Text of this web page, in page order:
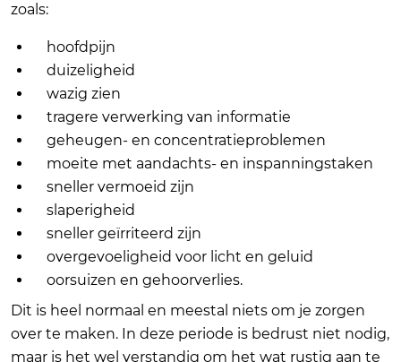
zoals:
hoofdpijn
duizeligheid
wazig zien
tragere verwerking van informatie
geheugen- en concentratieproblemen
moeite met aandachts- en inspanningstaken
sneller vermoeid zijn
slaperigheid
sneller geïrriteerd zijn
overgevoeligheid voor licht en geluid
oorsuizen en gehoorverlies.
Dit is heel normaal en meestal niets om je zorgen
over te maken. In deze periode is bedrust niet nodig,
maar is het wel verstandig om het wat rustig aan te